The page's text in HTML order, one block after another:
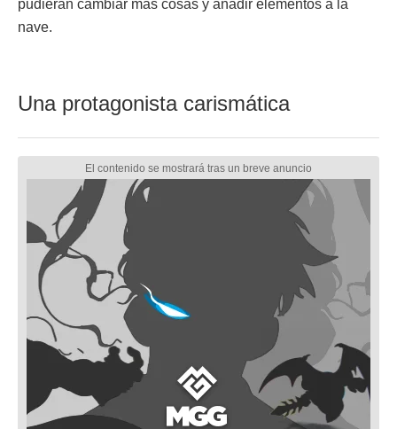
pudieran cambiar más cosas y añadir elementos a la
nave.
Una protagonista carismática